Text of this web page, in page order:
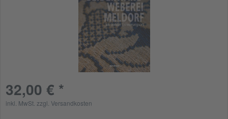
32,00 € *
inkl. MwSt. zzgl. Versandkosten